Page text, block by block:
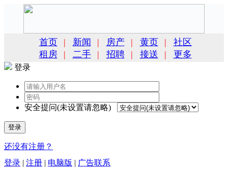
首页 | 新闻 | 房产 | 黄页 |
社区
租房
| 二手 | 招聘 | 接送 | 更多
登录
安全提问(未设置请忽略)
登录
还没有注册？
登录 | 注册 | 电脑版 | 广告联系